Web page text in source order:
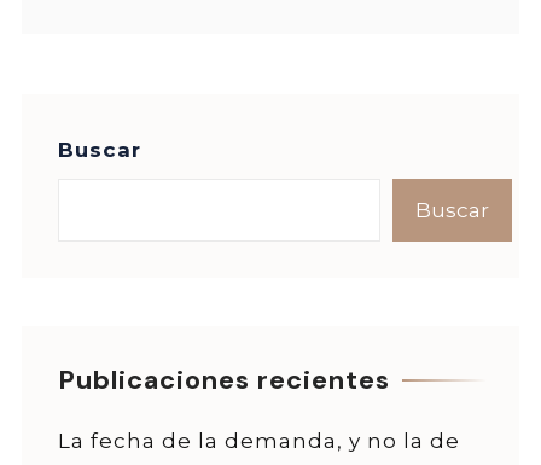
Buscar
Buscar
Publicaciones recientes
La fecha de la demanda, y no la de